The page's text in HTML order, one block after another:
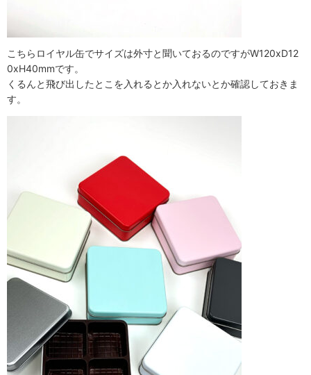
こちらロイヤル缶でサイズは外寸と聞いておるのですがW120xD12
0xH40mmです。
くるんと飛び出したとこを入れるとか入れないとか確認しておきま
す。